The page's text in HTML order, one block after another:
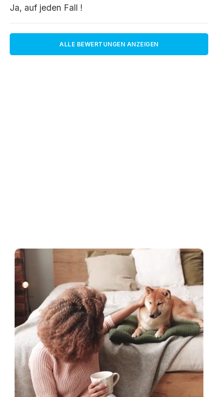
Ja, auf jeden Fall !
ALLE BEWERTUNGEN ANZEIGEN